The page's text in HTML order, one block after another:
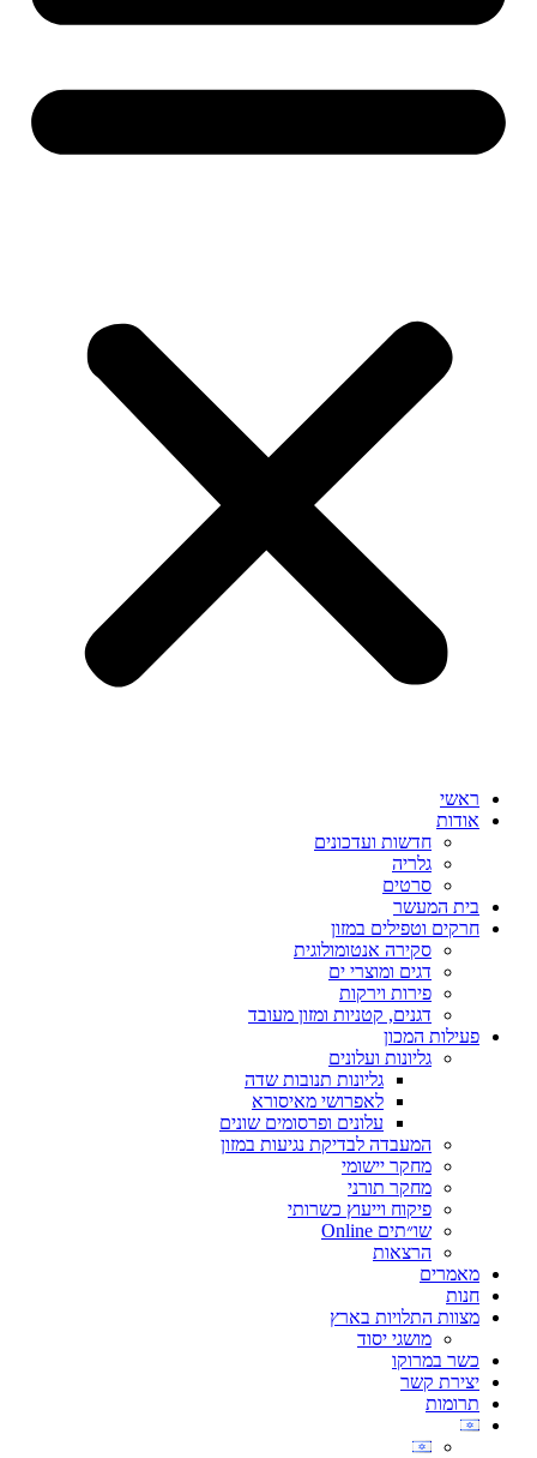
ראשי
אודות
חדשות ועדכונים
גלריה
סרטים
בית המעשר
חרקים וטפילים במזון
סקירה אנטומולוגית
דגים ומוצרי ים
פירות וירקות
דגנים, קטניות ומזון מעובד
פעילות המכון
גליונות ועלונים
גליונות תנובות שדה
לאפרושי מאיסורא
עלונים ופרסומים שונים
המעבדה לבדיקת נגיעות במזון
מחקר יישומי
מחקר תורני
פיקוח וייעוץ כשרותי
שו״תים Online
הרצאות
מאמרים
חנות
מצוות התלויות בארץ
מושגי יסוד
כשר במרוקו
יצירת קשר
תרומות